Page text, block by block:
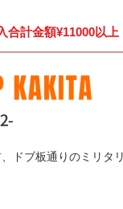
合計金額¥11000以
ドブ板通りのミリタ